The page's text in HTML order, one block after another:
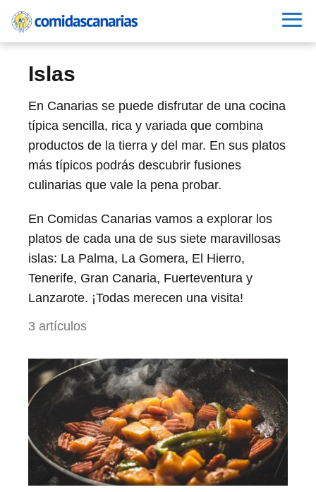
Islas
En Canarias se puede disfrutar de una cocina
típica sencilla, rica y variada que combina
productos de la tierra y del mar. En sus platos
más típicos podrás descubrir fusiones
culinarias que vale la pena probar.
En Comidas Canarias vamos a explorar los
platos de cada una de sus siete maravillosas
islas: La Palma, La Gomera, El Hierro,
Tenerife, Gran Canaria, Fuerteventura y
Lanzarote. ¡Todas merecen una visita!
3 artículos